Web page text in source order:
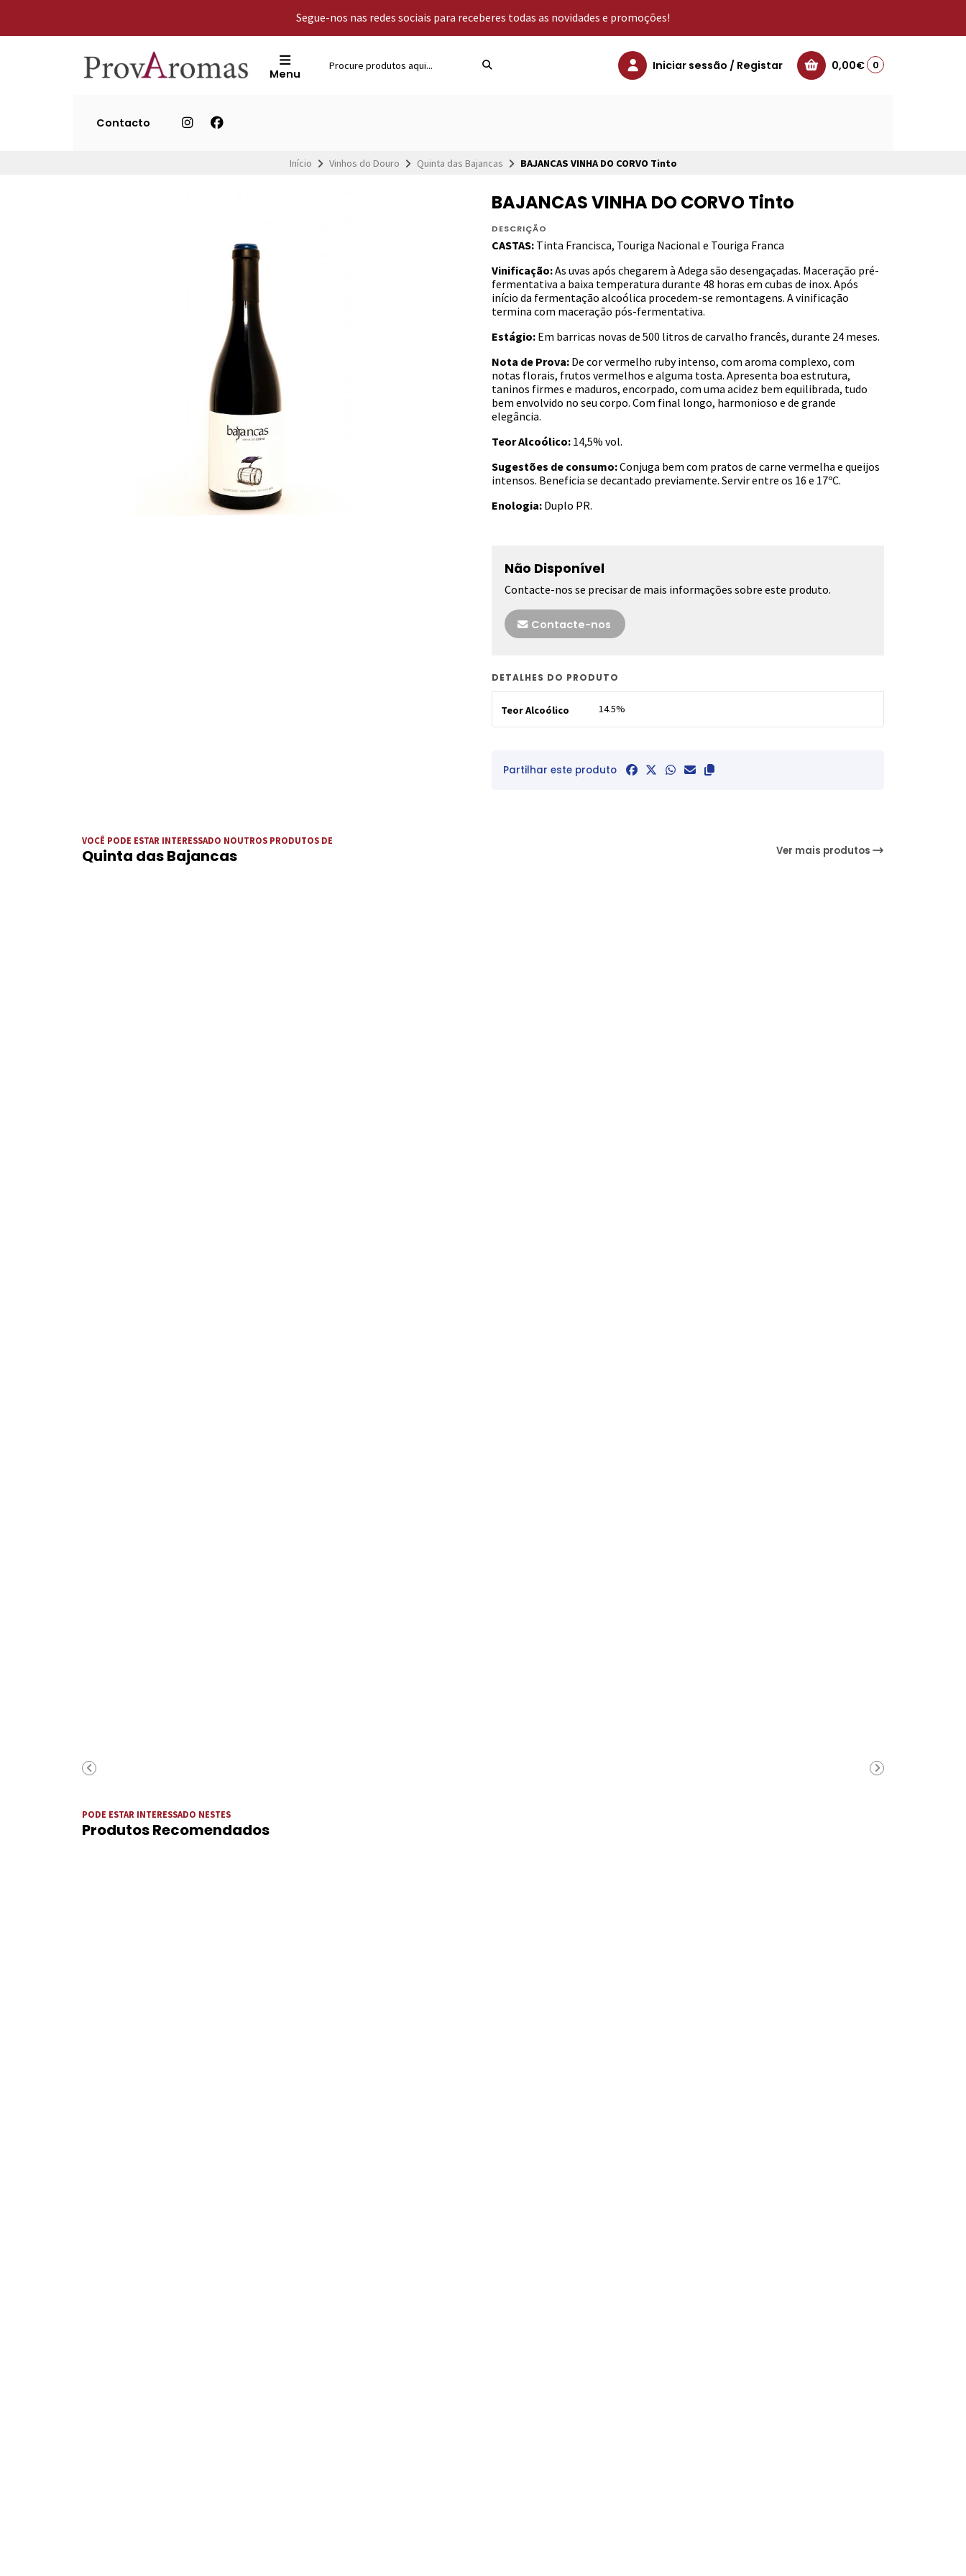
Segue-nos nas redes sociais para receberes todas as novidades e promoções!
Menu
Iniciar sessão / Registar 0,00€ 0
Contacto
Início Vinhos do Douro Quinta das Bajancas BAJANCAS VINHA DO CORVO Tinto
BAJANCAS VINHA DO CORVO Tinto
DESCRIÇÃO
CASTAS: Tinta Francisca, Touriga Nacional e Touriga Franca
Vinificação:As uvas após chegarem à Adega são desengaçadas. Maceração pré-
fermentativa a baixa temperatura durante 48 horas em cubas de inox. Após
início da fermentação alcoólica procedem-se remontagens. A vinificação
termina com maceração pós-fermentativa.
Estágio: Em barricas novas de 500 litros de carvalho francês, durante 24 meses.
Nota de Prova: De cor vermelho ruby intenso, com aroma complexo, com
notas florais, frutos vermelhos e alguma tosta. Apresenta boa estrutura,
taninos firmes e maduros, encorpado, com uma acidez bem equilibrada, tudo
bem envolvido no seu corpo. Com final longo, harmonioso e de grande
elegância.
Teor Alcoólico: 14,5% vol.
Sugestões de consumo:Conjuga bem com pratos de carne vermelha e queijos
intensos. Beneficia se decantado previamente. Servir entre os 16 e 17ºC.
Enologia: Duplo PR.
Não Disponível
Contacte-nos se precisar de mais informações sobre este produto.
Contacte-nos
DETALHES DO PRODUTO
Teor Alcoólico 14.5%
Partilhar este produto
VOCÊ PODE ESTAR INTERESSADO NOUTROS PRODUTOS DE
Quinta das Bajancas Ver mais produtos
PODE ESTAR INTERESSADO NESTES
Produtos Recomendados